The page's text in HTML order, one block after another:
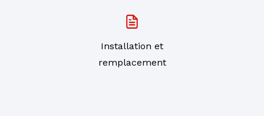
Installation et
remplacement